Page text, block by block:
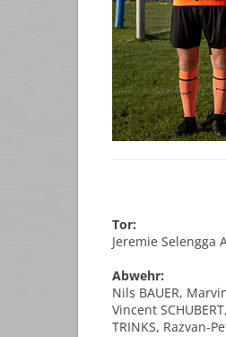
Tor:
Jeremie Selengga
Abwehr:
Nils BAUER,
Vincent
TRINKS, Razvan-